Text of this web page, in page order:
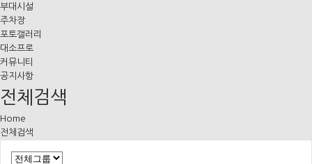
부대시설
주차장
포토갤러리
대소프로
커뮤니티
공지사항
전체검색
Home
전체검색